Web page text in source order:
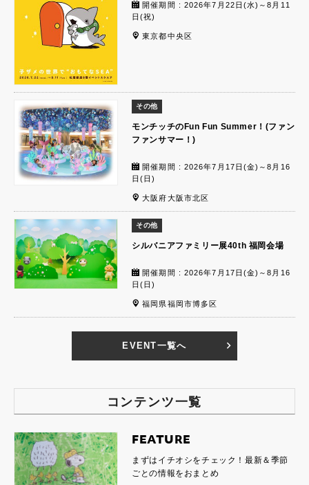
開催期間 : 2026年7月22日(水)～8月11
日(祝)
東京都中央区
その他
モンチッチのFun Fun Summer！(ファン
ファンサマー！)
開催期間 : 2026年7月17日(金)～8月16
日(日)
大阪府大阪市北区
その他
シルバニアファミリー展40th 福岡会場
開催期間 : 2026年7月17日(金)～8月16
日(日)
福岡県福岡市博多区
EVENT一覧へ
コンテンツ一覧
FEATURE
まずはイチオシをチェック！最新＆季節
ごとの情報をおまとめ